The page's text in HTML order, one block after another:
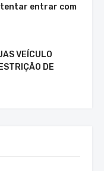
tentar entrar com
VEÍCULO
DE